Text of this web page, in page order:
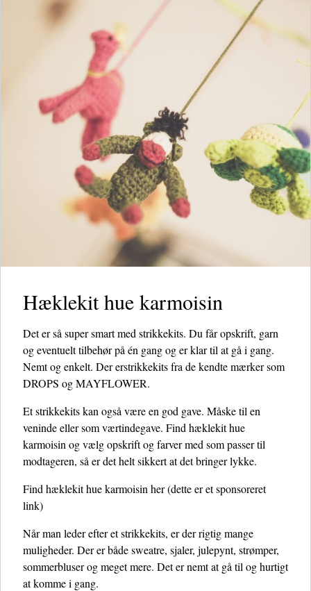
Hæklekit hue karmoisin
Det er så super smart med strikkekits. Du får opskrift, garn
og eventuelt tilbehør på én gang og er klar til at gå i gang.
Nemt og enkelt. Der erstrikkekits fra de kendte mærker som
DROPS og MAYFLOWER.
Et strikkekits kan også være en god gave. Måske til en
veninde eller som værtindegave. Find hæklekit hue
karmoisin og vælg opskrift og farver med som passer til
modtageren, så er det helt sikkert at det bringer lykke.
Find hæklekit hue karmoisin her(dette er et sponsoreret
link)
Når man leder efter et strikkekits, er der rigtig mange
muligheder. Der er både sweatre, sjaler, julepynt, strømper,
sommerbluser og meget mere. Det er nemt at gå til og hurtigt
at komme i gang.